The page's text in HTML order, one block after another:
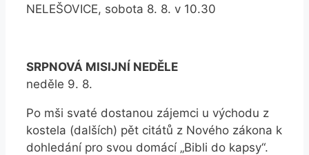
NELEŠOVICE, sobota 8. 8. v 10.30
SRPNOVÁ MISIJNÍ NEDĚLE
neděle 9. 8.
Po mši svaté dostanou zájemci u východu z
kostela (dalších) pět citátů z Nového zákona k
dohledání pro svou domácí „Bibli do kapsy“.